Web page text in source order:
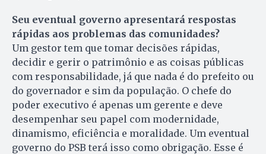
Seu eventual governo apresentará respostas
rápidas aos problemas das comunidades?
Um gestor tem que tomar decisões rápidas,
decidir e gerir o patrimônio e as coisas públicas
com responsabilidade, já que nada é do prefeito ou
do governador e sim da população. O chefe do
poder executivo é apenas um gerente e deve
desempenhar seu papel com modernidade,
dinamismo, eficiência e moralidade. Um eventual
governo do PSB terá isso como obrigação. Esse é